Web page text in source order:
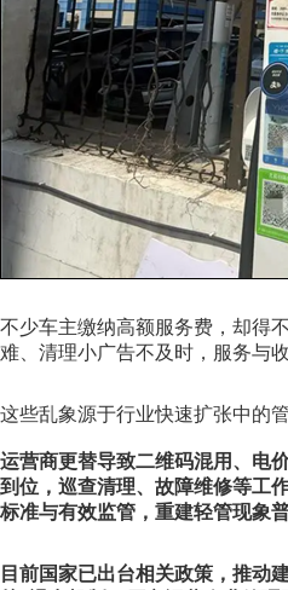
不少车主缴纳高额服务费，却得
难、清理小广告不及时，服务与
这些乱象源于行业快速扩张中的管
运营商更替导致二维码混用、电
到位，巡查清理、故障维修等工
标准与有效监管，重建轻管现象普
目前国家已出台相关政策，推动